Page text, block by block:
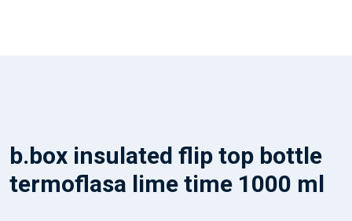
b.box insulated flip top bottle
termoflasa lime time 1000 ml